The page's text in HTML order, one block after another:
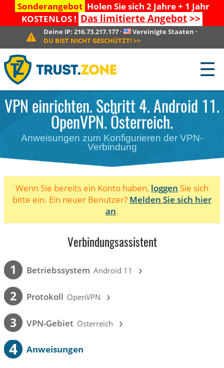
Sonderangebot Holen Sie sich 2 Jahre + 1 Jahr
KOSTENLOS ! Das limitierte Angebot>>
Deine IP: 216.73.217.177· Vereinigte Staaten ·
DU BIST NICHT GESCHÜTZT! >>
☰
VPN einrichten. Schritt 4. Android 11.
OpenVPN. Österreich.
Anweisungen zum Konfigurieren der VPN-
Verbindung
Wenn Sie bereits ein Konto haben, loggen Sie sich
bitte ein. Ein neuer Benutzer? Melden Sie sich hier
an.
Verbindungsassistent
1 Betriebssystem Android 11 ›
2 Protokoll OpenVPN ›
3 VPN-Gebiet Österreich ›
4 Anweisungen